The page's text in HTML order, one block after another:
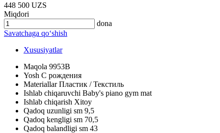
448 500 UZS
Miqdori
dona
Savatchaga qo‘shish
Xususiyatlar
Maqola 9953В
Yosh С рождения
MateriallarПластик / Текстиль
Ishlab chiqaruvchi Baby's piano gym mat
Ishlab chiqarish Xitoy
Qadoq uzunligi sm 9,5
Qadoq kengligi sm 70,5
Qadoq balandligi sm 43